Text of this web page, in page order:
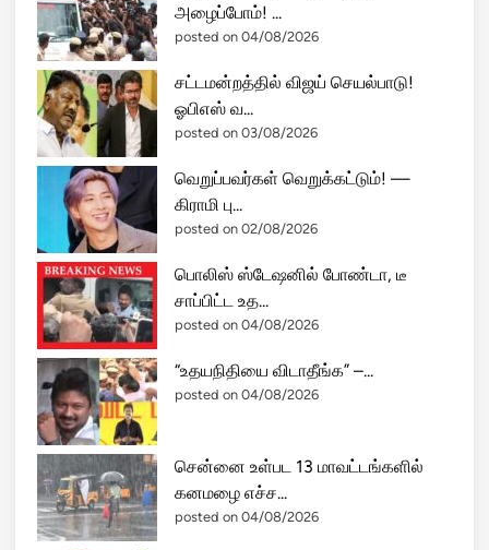
அழைப்போம்! ...
posted on 04/08/2026
சட்டமன்றத்தில் விஜய் செயல்பாடு!
ஓபிஎஸ் வ...
posted on 03/08/2026
வெறுப்பவர்கள் வெறுக்கட்டும்! —
கிராமி பு...
posted on 02/08/2026
பொலிஸ் ஸ்டேஷனில் போண்டா, டீ
சாப்பிட்ட உத...
posted on 04/08/2026
“உதயநிதியை விடாதீங்க” –...
posted on 04/08/2026
சென்னை உள்பட 13 மாவட்டங்களில்
கனமழை எச்ச...
posted on 04/08/2026